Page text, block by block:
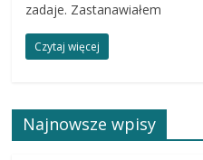
zadaje. Zastanawiałem
Czytaj więcej
Najnowsze wpisy